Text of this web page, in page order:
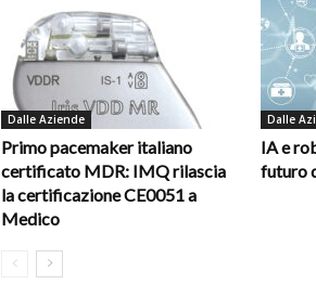
Dalle Aziende
Primo pacemaker italiano
certificato MDR: IMQ rilascia
la certificazione CE0051 a
Medico
Dalle
IA e
futuro